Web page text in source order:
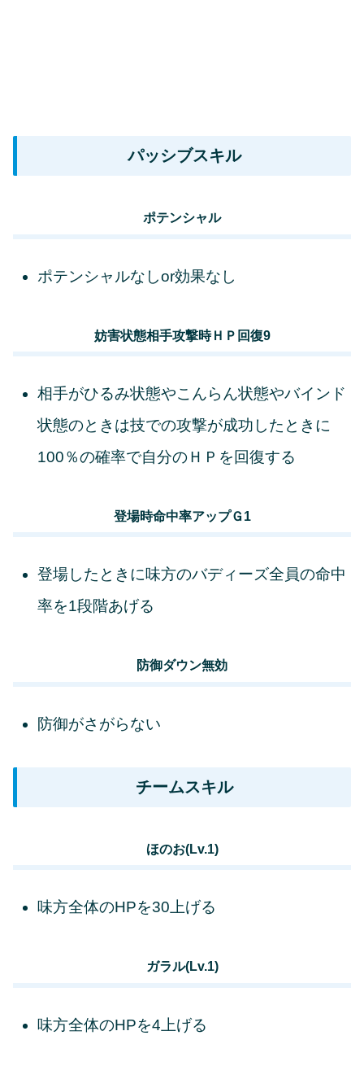
パッシブスキル
ポテンシャル
ポテンシャルなしor効果なし
妨害状態相手攻撃時ＨＰ回復9
相手がひるみ状態やこんらん状態やバインド
状態のときは技での攻撃が成功したときに
100％の確率で自分のＨＰを回復する
登場時命中率アップＧ1
登場したときに味方のバディーズ全員の命中
率を1段階あげる
防御ダウン無効
防御がさがらない
チームスキル
ほのお(Lv.1)
味方全体のHPを30上げる
ガラル(Lv.1)
味方全体のHPを4上げる